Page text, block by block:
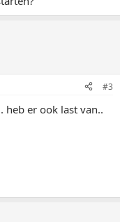
#3
heb er ook last van..